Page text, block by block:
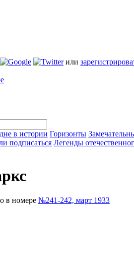
или
в истории Горизонты
подписаться Легенды
в номере №241-242, март 1933